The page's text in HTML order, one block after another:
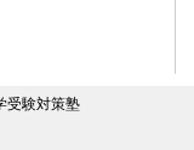
受験対策塾